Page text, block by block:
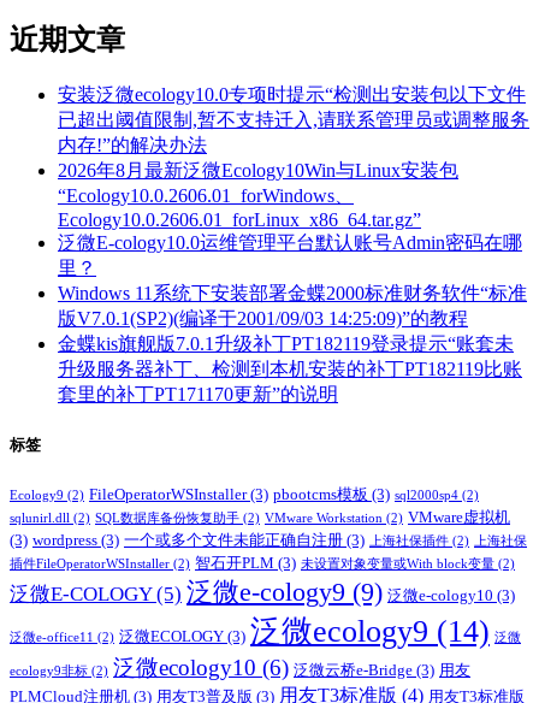
近期文章
安装泛微ecology10.0专项时提示“检测出安装包以下文件
已超出阈值限制,暂不支持迁入,请联系管理员或调整服务
内存!”的解决办法
2026年8月最新泛微Ecology10Win与Linux安装包
“Ecology10.0.2606.01_forWindows、
Ecology10.0.2606.01_forLinux_x86_64.tar.gz”
泛微E-cology10.0运维管理平台默认账号Admin密码在哪
里？
Windows 11系统下安装部署金蝶2000标准财务软件“标准
版V7.0.1(SP2)(编译于2001/09/03 14:25:09)”的教程
金蝶kis旗舰版7.0.1升级补丁PT182119登录提示“账套未
升级服务器补丁、检测到本机安装的补丁PT182119比账
套里的补丁PT171170更新”的说明
标签
Ecology9 (2) FileOperatorWSInstaller(3) pbootcms模板 (3) sql2000sp4 (2)
sqlunirl.dll (2) SQL数据库备份恢复助手 (2) VMware Workstation (2) VMware虚拟机
(3) wordpress (3) 一个或多个文件未能正确自注册 (3) 上海社保插件 (2)
上海社保
插件FileOperatorWSInstaller (2) 智石开PLM (3) 未设置对象变量或With block变量 (2)
泛微E-COLOGY(5) 泛微e-cology9 (9) 泛微e-cology10 (3)
泛微e-office11 (2) 泛微ECOLOGY (3) 泛微ecology9 (14) 泛微
ecology9非标 (2) 泛微ecology10 (6) 泛微云桥e-Bridge (3) 用友
PLMCloud注册机 (3) 用友T3普及版 (3) 用友T3标准版 (4) 用友T3标准版